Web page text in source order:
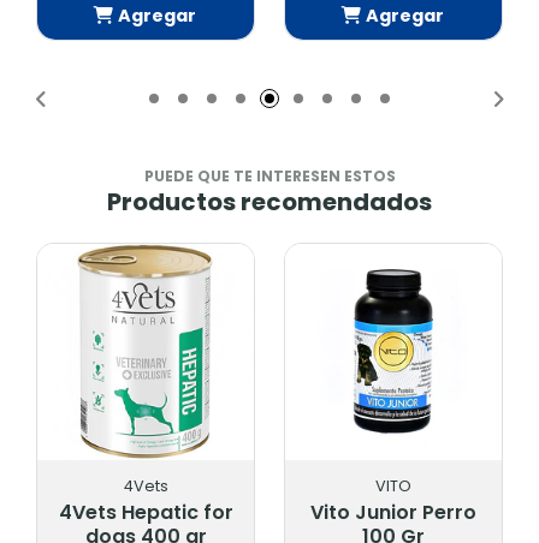
Agregar
Agregar
PUEDE QUE TE INTERESEN ESTOS
Productos recomendados
4Vets
4Vets Hepatic for
dogs 400 gr
VITO
Vito Junior Perro
100 Gr